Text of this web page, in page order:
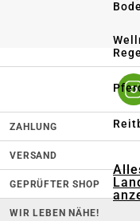
ZAHLUNG
VERSAND
GEPRÜFTER SHOP
WIR LEBEN NÄHE!